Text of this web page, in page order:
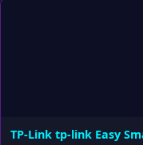
TP-Link tp-link Easy